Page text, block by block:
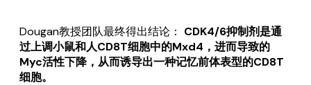
Dougan教授团队最终得出结论： CDK4/6抑制剂是通
过上调小鼠和人CD8T细胞中的Mxd4，进而导致的
Myc活性下降，从而诱导出一种记忆前体表型的CD8T
细胞。